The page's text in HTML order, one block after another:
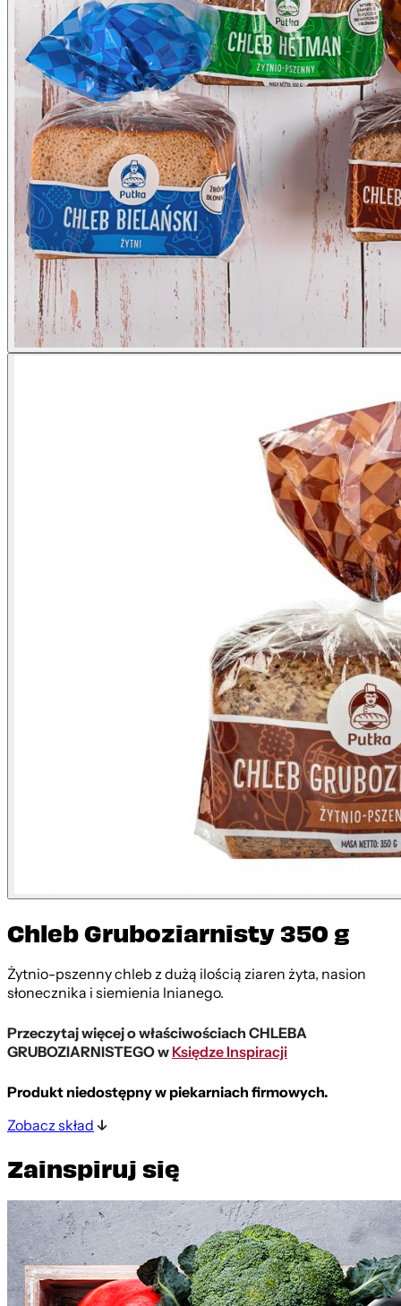
Chleb Gruboziarnisty 350 g
Żytnio-pszenny chleb z dużą ilością ziaren żyta, nasion
słonecznika i siemienia lnianego.
Przeczytaj więcej o właściwościach CHLEBA
GRUBOZIARNISTEGO wKsiędze Inspiracji
Produkt niedostępny w piekarniach firmowych.
Zobacz skład
Zainspiruj się